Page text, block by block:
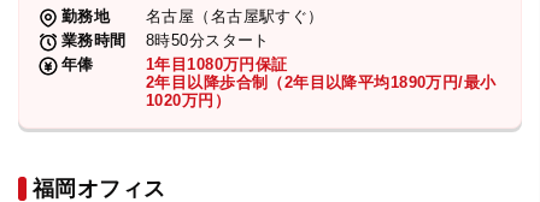
勤務地
名古屋（名古屋駅すぐ）
業務時間
8時50分スタート
年俸
1年目1080万円保証
2年目以降歩合制（2年目以降平均1890万円/最小
1020万円）
福岡オフィス